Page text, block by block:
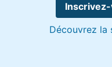
Découvrez la